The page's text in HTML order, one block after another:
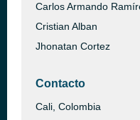
Carlos Armando
Cristian Alban
Jhonatan Cortez
Contacto
Cali, Colombia